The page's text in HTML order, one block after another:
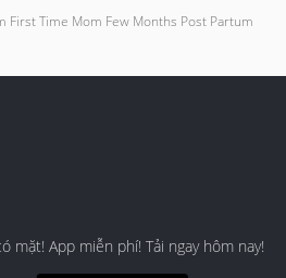
First Time Mom Few Months Post Partum
mặt! App miễn phí! Tải ngay hôm nay!